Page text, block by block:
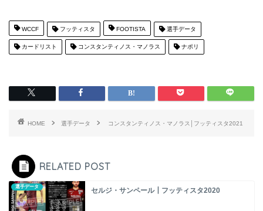
WCCF フッティスタ FOOTISTA 選手データ
カードリスト コンスタンティノス・マノラス ナポリ
HOME 選手データ コンスタンティノス・マノラス│フッティスタ2021
RELATED POST
選手データ セルジ・サンペール┃フッティスタ2020